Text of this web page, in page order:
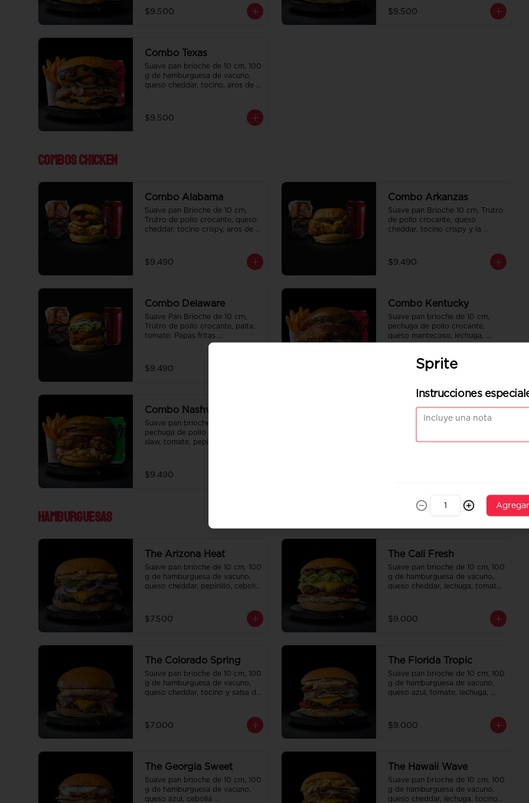
perfectamente condimentadas,
salsa de la casa de regalo a
$9.500
perfectamente condimentadas,
salsa de la casa de regalo a
$9.500
Combo Texas
Suave pan brioche de 10 cm, 100
g de hamburguesa de vacuno,
queso cheddar, tocino, aros de
condimentadas, salsa de la casa
de regalo a elección y una
$9.500
Combos Chicken
Combo Alabama
Suave pan Brioche de 10 cm,
Trutro de pollo crocante, queso
cheddar, tocino crispy, aros de
bebida de 350 cc a elección.
$9.490
Combo Arkanzas
Suave pan Brioche 10 cm, Trutro
de pollo crocante, queso
cheddar, tocino crispy y la
condimentadas, salsa de la casa
de regalo a elección y una
$9.490
Combo Delaware
Suave Pan Brioche de 10 cm,
Trutro de pollo crocante, palta,
tomate. Papas fritas
perfectamente condimentadas,
elección y una Bebida de 350cc
a elección.
$9.490
Combo Kentucky
Suave pan brioche de 10 cm,
pechuga de pollo crocante,
queso mantecoso, lechuga,
tomate, cebolla morada,
perfectamente condimentadas,
salsa de la casa de regalo a
a elección.
$9.490
Combo Nashville
Suave pan brioche de 10 cm,
pechuga de pollo crocante, cole
slaw, tomate, pepinillo, tocino y
salsa de la casa de regalo a
elección y una bebida de 350 cc
$9.490
Hamburguesas
The Arizona Heat
Suave pan brioche de 10 cm, 100
g de hamburguesa de vacuno,
queso cheddar, pepinillo, cebolla,
$7.500
The Cali Fresh
Suave pan brioche de 10 cm, 100
g de hamburguesa de vacuno,
queso cheddar, lechuga, tomate,
$9.000
The Colorado Spring
Suave pan brioche de 10 cm, 100
g de hamburguesa de vacuno,
queso cheddar, tocino y salsa de
$7.000
The Florida Tropic
Suave pan brioche de 10 cm, 100
g de hamburguesa de vacuno,
queso azul, tomate, lechuga,
queso smashville.
$9.000
The Georgia Sweet
Suave pan brioche de 10 cm, 100
g de hamburguesa de vacuno,
queso azul, cebolla
The Hawaii Wave
Suave pan brioche de 10 cm, 100
g de hamburguesa de vacuno,
queso cheddar, lechuga, tocino
Sprite
Instrucciones
Agregar